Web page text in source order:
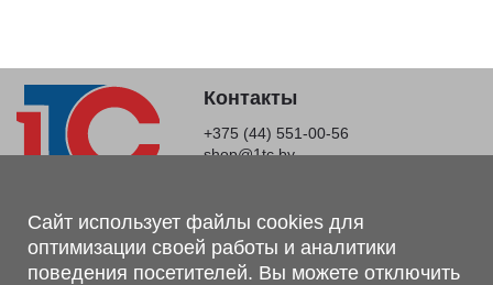
Контакты
+375 (44) 551-00-56
shop@1tc.by
Магазин, склад
г. Минск, Минский р-н, п. Привольный, ул. Мира, 20А,
223062
Сайт использует файлы cookies для
оптимизации своей работы и аналитики
поведения посетителей. Вы можете отключить